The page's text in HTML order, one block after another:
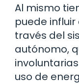
Al mismo
puede
través del
autónomo,
uso de